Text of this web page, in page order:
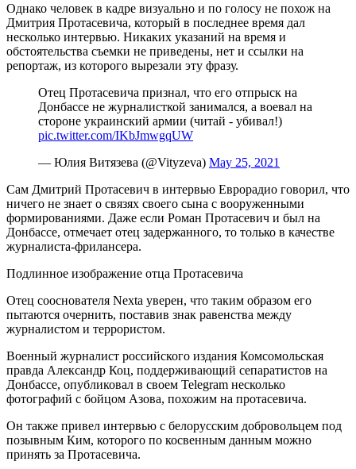
Однако человек в кадре визуально и по голосу не похож на
Дмитрия Протасевича, который в последнее время дал
несколько интервью. Никаких указаний на время и
обстоятельства съемки не приведены, нет и ссылки на
репортаж, из которого вырезали эту фразу.
Отец Протасевича признал, что его отпрыск на
Донбассе не журналисткой занимался, а воевал на
стороне украинский армии (читай - убивал!)
pic.twitter.com/IKbJmwgqUW
— Юлия Витязева (@Vityzeva) May 25, 2021
Сам Дмитрий Протасевич в интервью Еврорадио говорил, что
ничего не знает о связях своего сына с вооруженными
формированиями. Даже если Роман Протасевич и был на
Донбассе, отмечает отец задержанного, то только в качестве
журналиста-фрилансера.
Подлинное изображение отца Протасевича
Отец сооснователя Nexta уверен, что таким образом его
пытаются очернить, поставив знак равенства между
журналистом и террористом.
Военный журналист российского издания Комсомольская
правда Александр Коц, поддерживающий сепаратистов на
Донбассе, опубликовал в своем Telegram несколько
фотографий с бойцом Азова, похожим на протасевича.
Он также привел интервью с белорусским добровольцем под
позывным Ким, которого по косвенным данным можно
принять за Протасевича.